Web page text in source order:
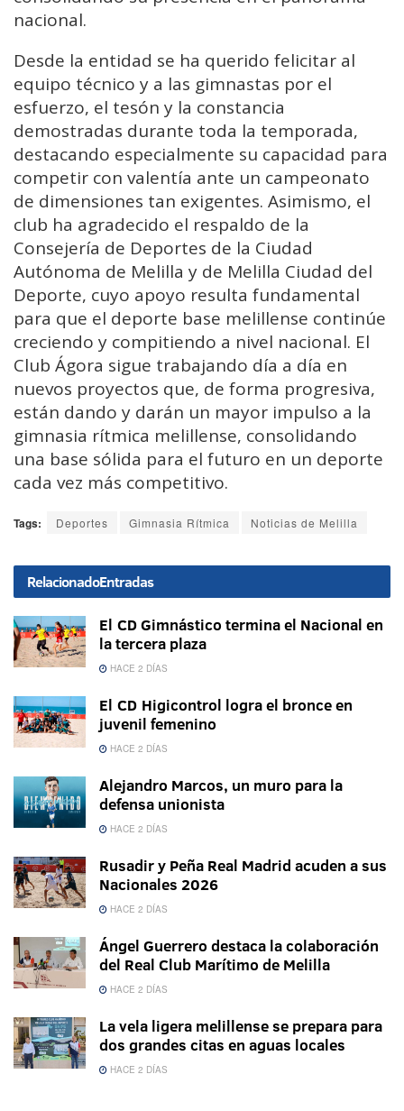
nacional.
Desde la entidad se ha querido felicitar al
equipo técnico y a las gimnastas por el
esfuerzo, el tesón y la constancia
demostradas durante toda la temporada,
destacando especialmente su capacidad para
competir con valentía ante un campeonato
de dimensiones tan exigentes. Asimismo, el
club ha agradecido el respaldo de la
Consejería de Deportes de la Ciudad
Autónoma de Melilla y de Melilla Ciudad del
Deporte, cuyo apoyo resulta fundamental
para que el deporte base melillense continúe
creciendo y compitiendo a nivel nacional. El
Club Ágora sigue trabajando día a día en
nuevos proyectos que, de forma progresiva,
están dando y darán un mayor impulso a la
gimnasia rítmica melillense, consolidando
una base sólida para el futuro en un deporte
cada vez más competitivo.
Tags: Deportes Gimnasia Rítmica Noticias de Melilla
RelacionadoEntradas
El CD Gimnástico termina el Nacional en
la tercera plaza
HACE 2 DÍAS
El CD Higicontrol logra el bronce en
juvenil femenino
HACE 2 DÍAS
Alejandro Marcos, un muro para la
defensa unionista
HACE 2 DÍAS
Rusadir y Peña Real Madrid acuden a sus
Nacionales 2026
HACE 2 DÍAS
Ángel Guerrero destaca la colaboración
del Real Club Marítimo de Melilla
HACE 2 DÍAS
La vela ligera melillense se prepara para
dos grandes citas en aguas locales
HACE 2 DÍAS